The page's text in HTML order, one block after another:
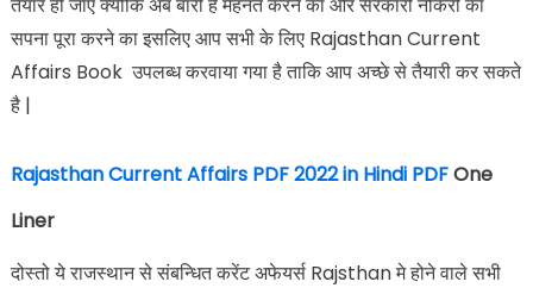
सपना पूरा करने का इसलिए आप सभी के लिए Rajasthan Current
Affairs Book उपलब्ध करवाया गया है ताकि आप अच्छे से तैयारी कर सकते
है |
Rajasthan Current Affairs PDF 2022 in Hindi PDFOne
Liner
दोस्तो ये राजस्थान से संबन्धित करेंट अफेयर्स Rajsthan मे होने वाले सभी